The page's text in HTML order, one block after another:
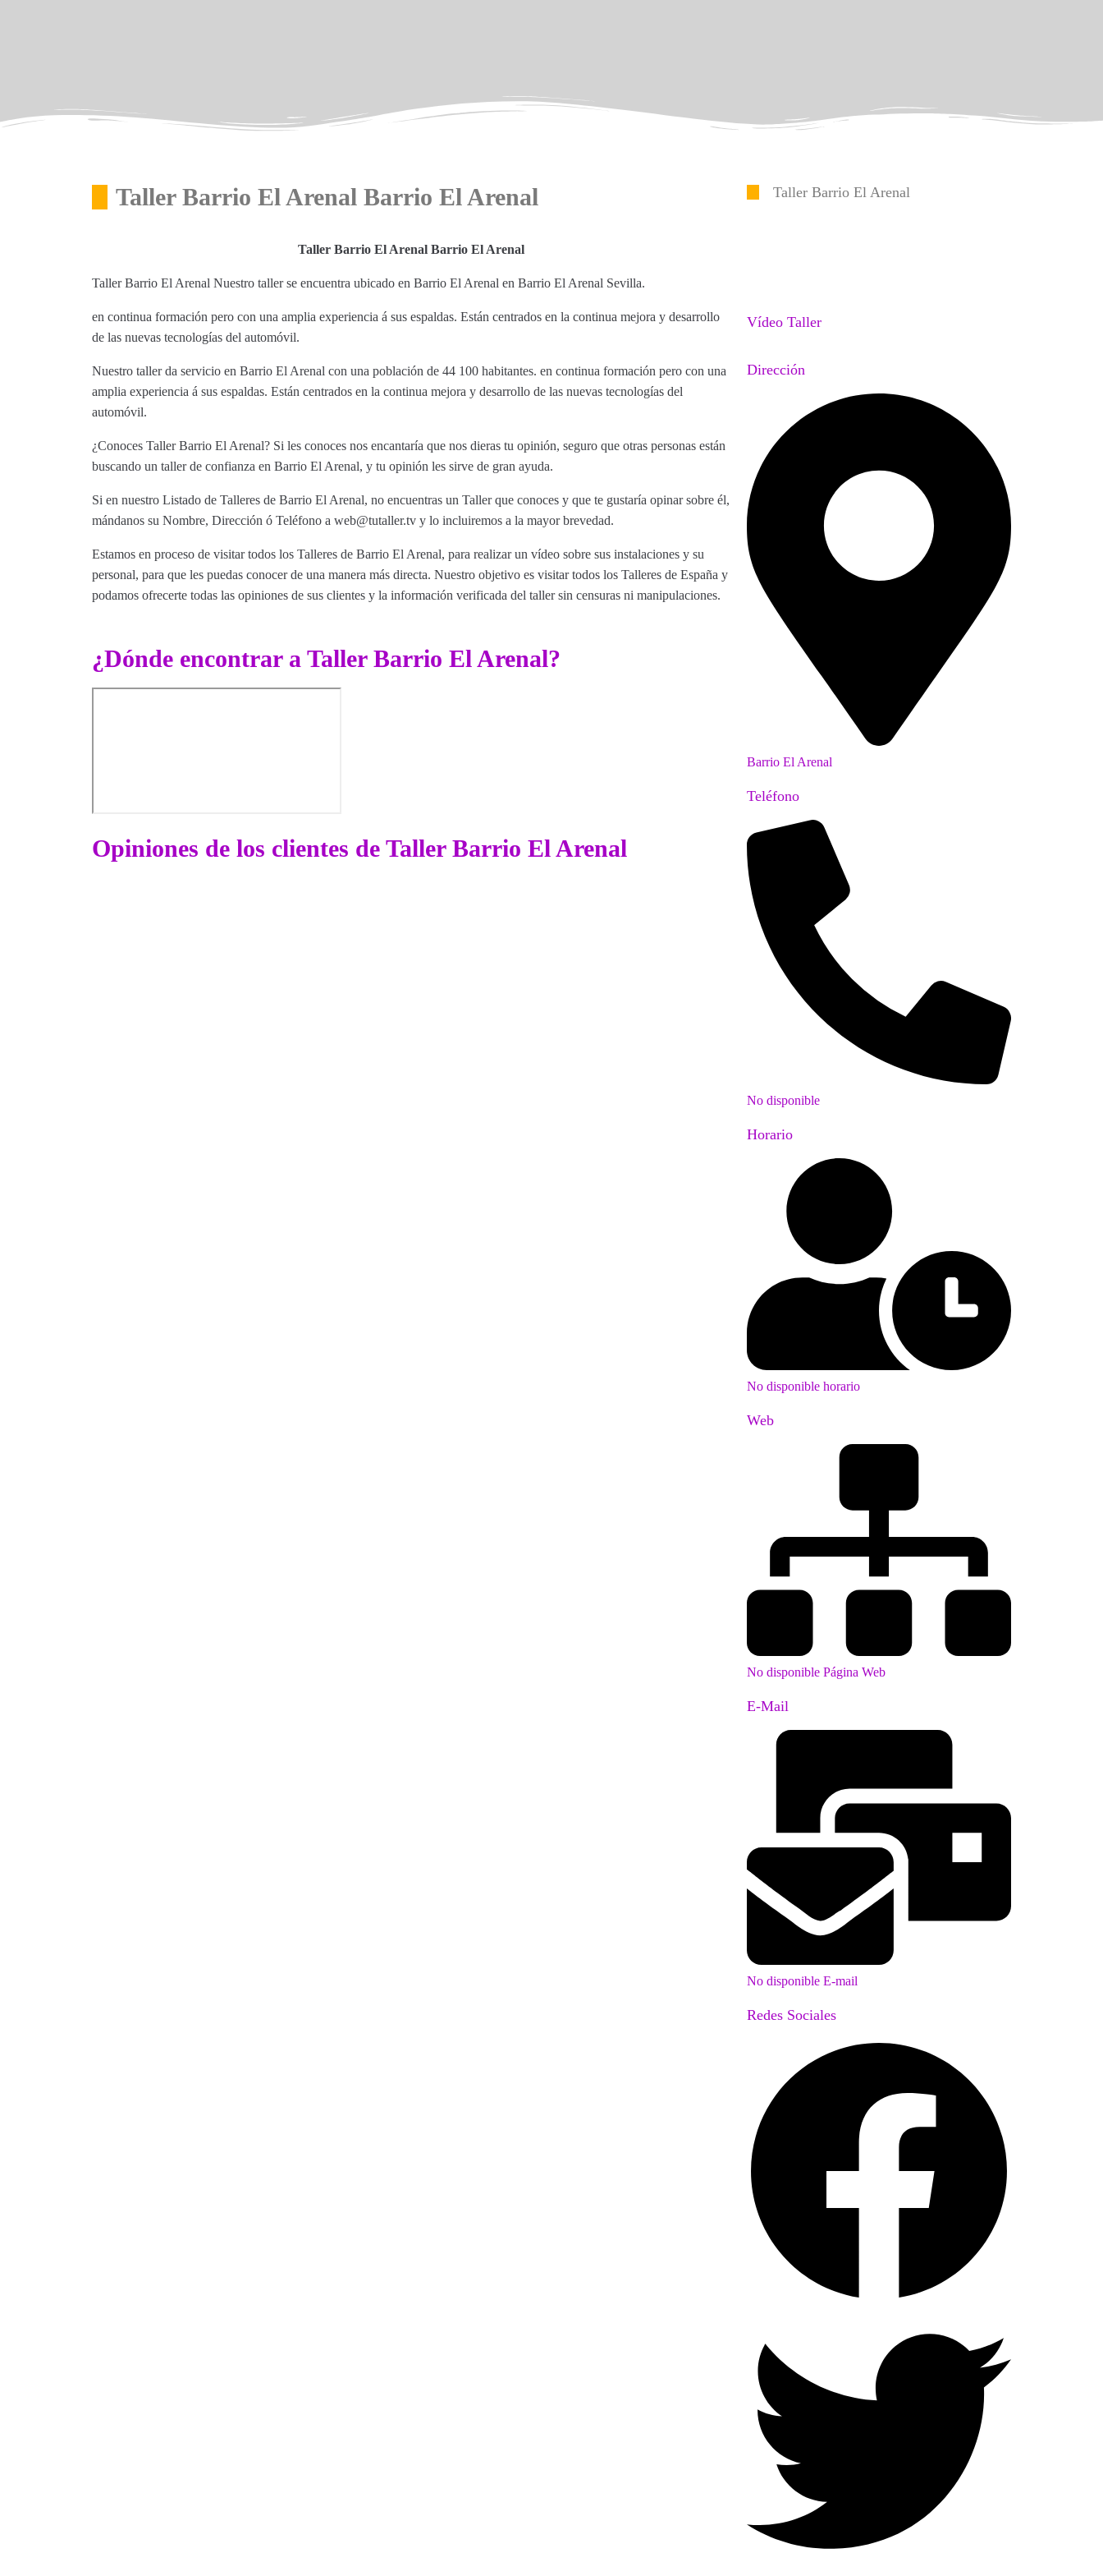
Taller Barrio El Arenal Barrio El Arenal
Taller Barrio El Arenal Barrio El Arenal
Taller Barrio El Arenal Nuestro taller se encuentra ubicado en Barrio El Arenal en Barrio El Arenal Sevilla.
en continua formación pero con una amplia experiencia á sus espaldas. Están centrados en la continua mejora y desarrollo
de las nuevas tecnologías del automóvil.
Nuestro taller da servicio en Barrio El Arenal con una población de 44 100 habitantes. en continua formación pero con una
amplia experiencia á sus espaldas. Están centrados en la continua mejora y desarrollo de las nuevas tecnologías del
automóvil.
¿Conoces Taller Barrio El Arenal? Si les conoces nos encantaría que nos dieras tu opinión, seguro que otras personas están
buscando un taller de confianza en Barrio El Arenal, y tu opinión les sirve de gran ayuda.
Si en nuestro Listado de Talleres de Barrio El Arenal, no encuentras un Taller que conoces y que te gustaría opinar sobre él,
mándanos su Nombre, Dirección ó Teléfono a web@tutaller.tv y lo incluiremos a la mayor brevedad.
Estamos en proceso de visitar todos los Talleres de Barrio El Arenal, para realizar un vídeo sobre sus instalaciones y su
personal, para que les puedas conocer de una manera más directa. Nuestro objetivo es visitar todos los Talleres de España y
podamos ofrecerte todas las opiniones de sus clientes y la información verificada del taller sin censuras ni manipulaciones.
¿Dónde encontrar a Taller Barrio El Arenal?
Opiniones de los clientes de Taller Barrio El Arenal
Taller Barrio El Arenal
Vídeo Taller
Dirección
Barrio El Arenal
Teléfono
No disponible
Horario
No disponible horario
Web
No disponible Página Web
E-Mail
No disponible E-mail
Redes Sociales